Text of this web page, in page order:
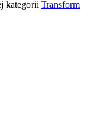
kategorii Transform